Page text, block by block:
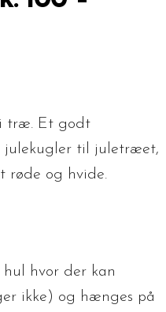
i træ. Et godt
julekugler til juletræet,
røde og hvide.
hul hvor der kan
ikke) og hænges på